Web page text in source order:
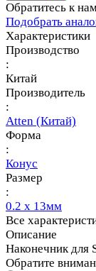
Обратитесь к
Подобрать
Характеристики
Производство
:
Китай
Производитель
:
Atten (Китай)
Форма
:
Конус
Размер
:
0.2 х 13мм
Все
Описание
Наконечник для
Обратите